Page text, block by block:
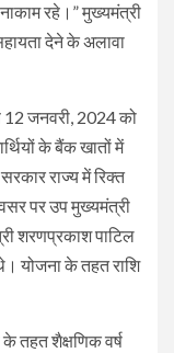
रहे।” मुख्यमंत्री
देने के अलावा
12 जनवरी, 2024 को
के बैंक खातों में
राज्य में रिक्त
पर उप मुख्यमंत्री
शरणप्रकाश पाटिल
योजना के तहत राशि
के तहत शैक्षणिक वर्ष